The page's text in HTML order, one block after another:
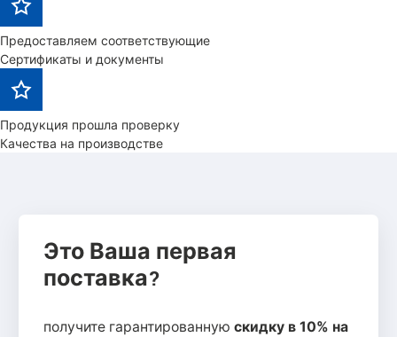
Предоставляем соответствующие
Сертификаты и документы
Продукция прошла проверку
Качества на производстве
Это Ваша первая
поставка?
получите гарантированную скидку в 10% на